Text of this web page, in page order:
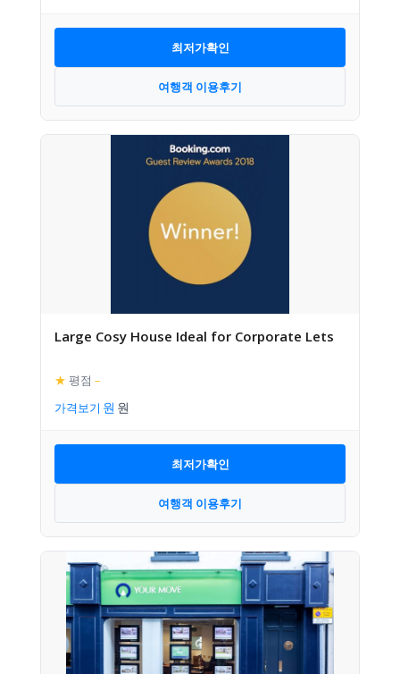
최저가확인
여행객 이용후기
Large Cosy House Ideal for Corporate Lets
★ 평점 –
가격보기
최저가확인
여행객 이용후기